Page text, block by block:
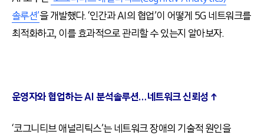
솔루션’을 개발했다. ‘인간과 AI의 협업’이 어떻게 5G 네트워크를
최적화하고, 이를 효과적으로 관리할 수 있는지 알아보자.
운영자와 협업하는 AI 분석솔루션…네트워크 신뢰성 ↑
‘코그니티브 애널리틱스’는 네트워크 장애의 기술적 원인을